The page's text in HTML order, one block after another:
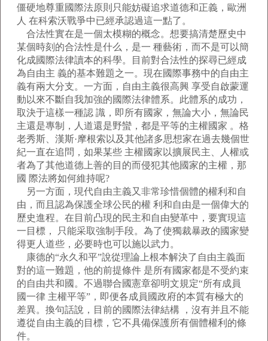
僵硬地尊重國際法原則只能妨礙追求道德和正義，歐洲
人 在科索沃戰爭中已經承認過這一點了。
合法性實在是一個太模糊的概念。想要搞清楚歷史中
某個時刻的合法性是什么，是一 種藝術，而不是可以簡
化成國際法律讀本的科學。目前對合法性的探尋已經成
為自由主 義的基本難題之一。現在國際事務中的自由主
義有兩大分支。一方面，自由主義很高興 享受自啟蒙運
動以來不斷自我加強的國際法律體系。此體系的成功，
取決于這樣一種認 識，即所有國家，無論大小，無論民
主還是專制，人道還是野蠻，都是平等的主權國家 。格
老秀斯、漢斯·摩根索以及其他諸多思想家在過去幾個世
紀一直在追問，如果某些 主權國家以擴展民主、人權或
者為了其他道德上善的目的而侵犯其他國家的主權，那
國 際法將如何維持呢?
另一方面，現代自由主義又非常珍惜個體的權利和自
由，而且認為保護全球公民的權 利和自由是一個偉大的
歷史進程。在目前凸現的民主和自由變革中，要實現這
一目標， 只能采取強制手段。為了使獨裁暴政的國家變
得更人道些，必要時也可以施以武力。
康德的“永久和平”說從理論上根本解決了自由主義面
對的這一難題，他的前提條件 是所有國家都是不受約束
的自由共和國。不過聯合國憲章卻明文規定“所有成員
國一律 主權平等”，即便各成員國政府的本質有極大的
差異。換句話說，目前的國際法律結構 ，沒有并且不能
遵從自由主義的目標，它不具備保護所有個體權利的條
件。